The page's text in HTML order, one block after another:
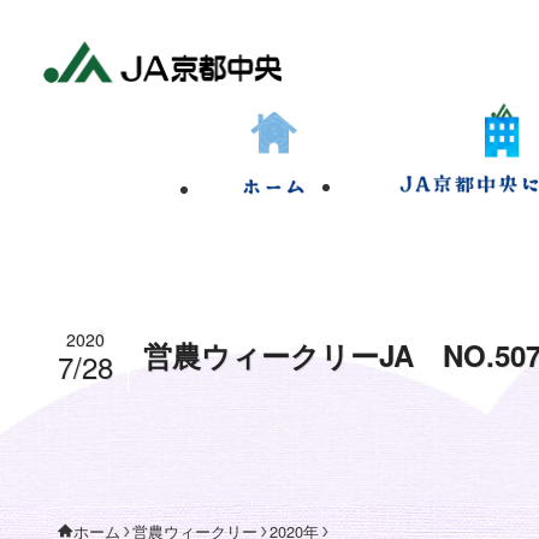
営農ウィークリーJA
2020
7/28
ホーム 営農ウィークリー 2020年